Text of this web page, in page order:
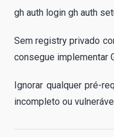
gh auth login gh auth
Sem registry privado
consegue implementar
Ignorar qualquer pré-
incompleto ou